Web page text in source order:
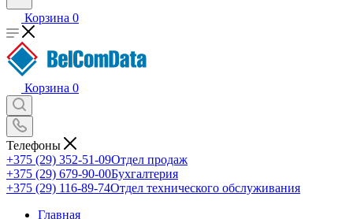
Корзина 0
Корзина 0
Телефоны
+375 (29) 352-51-09Отдел продаж
+375 (29) 679-90-00Бухгалтерия
+375 (29) 116-89-74Отдел технического обслуживания
Главная